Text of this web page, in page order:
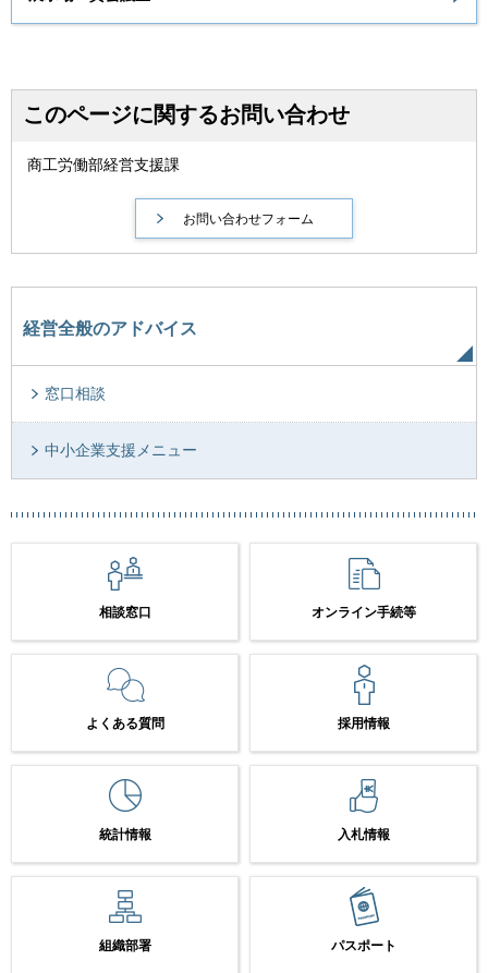
このページに関するお問い合わせ
商工労働部経営支援課
経営全般のアドバイス
窓口相談
中小企業支援メニュー
相談窓口 オンライン手続等
よくある質問 採用情報
統計情報 入札情報
組織部署 パスポート